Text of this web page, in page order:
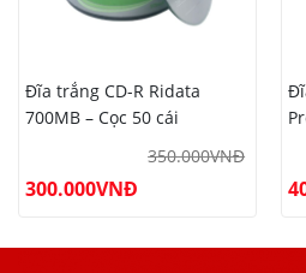
Đĩa trắng CD-R Ridata
700MB – Cọc 50 cái
350.000VNĐ
300.000VNĐ